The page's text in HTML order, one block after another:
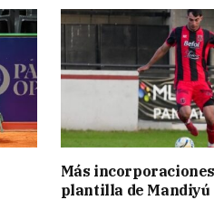
Más
plantilla de Mandiyú